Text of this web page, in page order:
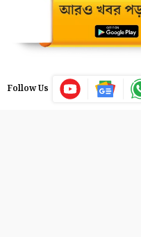
Follow Us